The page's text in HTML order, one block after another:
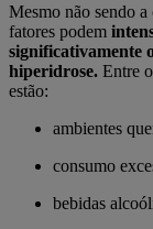
Mesmo não sendo a
fatores podem
significativamente
hiperidrose. Entre
estão:
ambientes
consumo
bebidas